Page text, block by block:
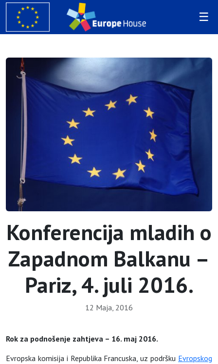
Konferencija mladih o
Zapadnom Balkanu –
Pariz, 4. juli 2016.
12 Maja, 2016
Rok za podnošenje zahtjeva – 16. maj 2016.
Evropska komisija i Republika Francuska, uz podršku Evropskog